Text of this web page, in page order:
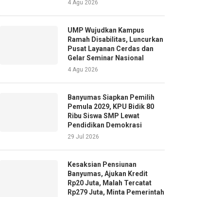
4 Agu 2026
UMP Wujudkan Kampus
Ramah Disabilitas, Luncurkan
Pusat Layanan Cerdas dan
Gelar Seminar Nasional
4 Agu 2026
Banyumas Siapkan Pemilih
Pemula 2029, KPU Bidik 80
Ribu Siswa SMP Lewat
Pendidikan Demokrasi
29 Jul 2026
Kesaksian Pensiunan
Banyumas, Ajukan Kredit
Rp20 Juta, Malah Tercatat
Rp279 Juta, Minta Pemerintah